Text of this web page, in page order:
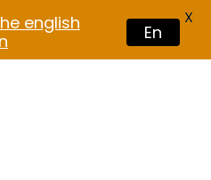
english
En
X